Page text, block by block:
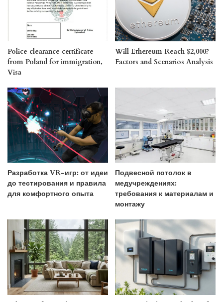
Police clearance certificate
from Poland for immigration,
Visa
Will Ethereum Reach $2,000?
Factors and Scenarios Analysis
Разработка VR-игр: от идеи
до тестирования и правила
для комфортного опыта
Подвесной потолок в
медучреждениях:
требования к материалам и
монтажу